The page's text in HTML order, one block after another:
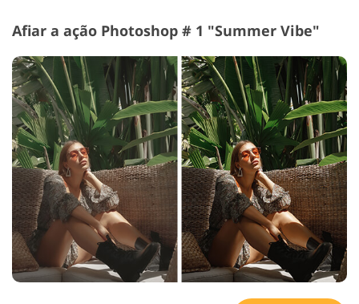
Afiar a ação Photoshop # 1 "Summer Vibe"